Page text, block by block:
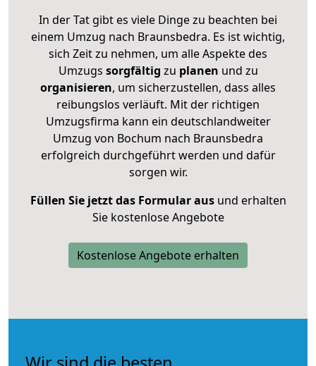
In der Tat gibt es viele Dinge zu beachten bei
einem Umzug nach Braunsbedra. Es ist wichtig,
sich Zeit zu nehmen, um alle Aspekte des
Umzugs sorgfältig zu planen und zu
organisieren, um sicherzustellen, dass alles
reibungslos verläuft. Mit der richtigen
Umzugsfirma kann ein deutschlandweiter
Umzug von Bochum nach Braunsbedra
erfolgreich durchgeführt werden und dafür
sorgen wir.
Füllen Sie jetzt das Formular ausund erhalten
Sie kostenlose Angebote
Kostenlose Angebote erhalten